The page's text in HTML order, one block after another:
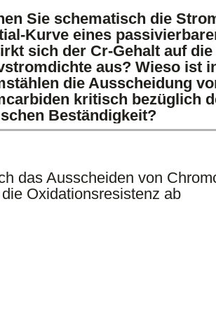
Sie schematisch die
Kurve eines
sich der Cr-Gehalt auf die
aus? Wieso ist
die Ausscheidung
kritisch bezüglich
Beständigkeit?
das Ausscheiden von
Oxidationsresistenz ab